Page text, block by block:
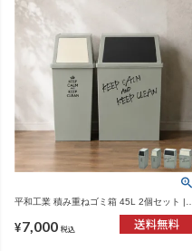
平和工業 積み重ねゴミ箱 45L 2個セット |
¥7,000 税込